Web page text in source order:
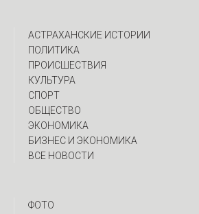
АСТРАХАНСКИЕ ИСТОРИИ
ПОЛИТИКА
ПРОИСШЕСТВИЯ
КУЛЬТУРА
СПОРТ
ОБЩЕСТВО
ЭКОНОМИКА
БИЗНЕС И ЭКОНОМИКА
ВСЕ НОВОСТИ
ФОТО